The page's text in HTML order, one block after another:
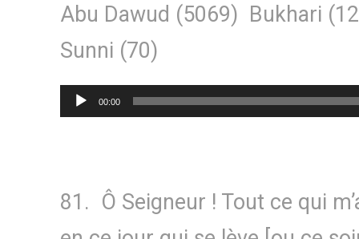
Abu Dawud (5069) Bukhari
Sunni (70)
Lecteur
audio
00:00
81. Ô Seigneur ! Tout ce qui